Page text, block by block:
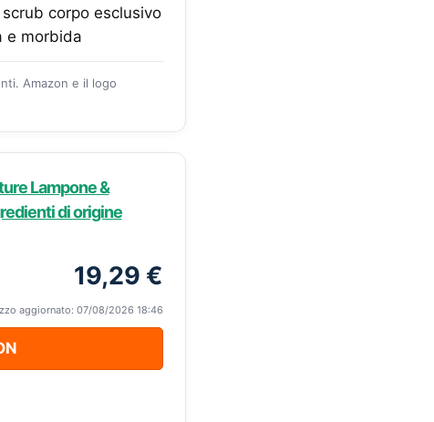
corpo esclusivo
e morbida
Amazon e il logo
Lampone &
di origine
19,29 €
aggiornato: 07/08/2026 18:46